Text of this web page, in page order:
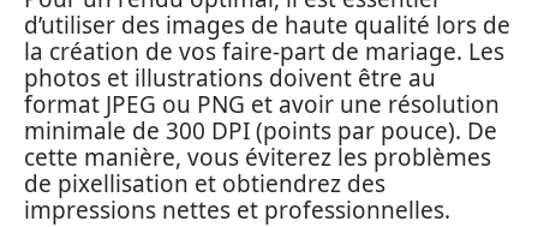
d’utiliser des images de haute qualité lors de
la création de vos faire-part de mariage. Les
photos et illustrations doivent être au
format JPEG ou PNG et avoir une résolution
minimale de 300 DPI (points par pouce). De
cette manière, vous éviterez les problèmes
de pixellisation et obtiendrez des
impressions nettes et professionnelles.